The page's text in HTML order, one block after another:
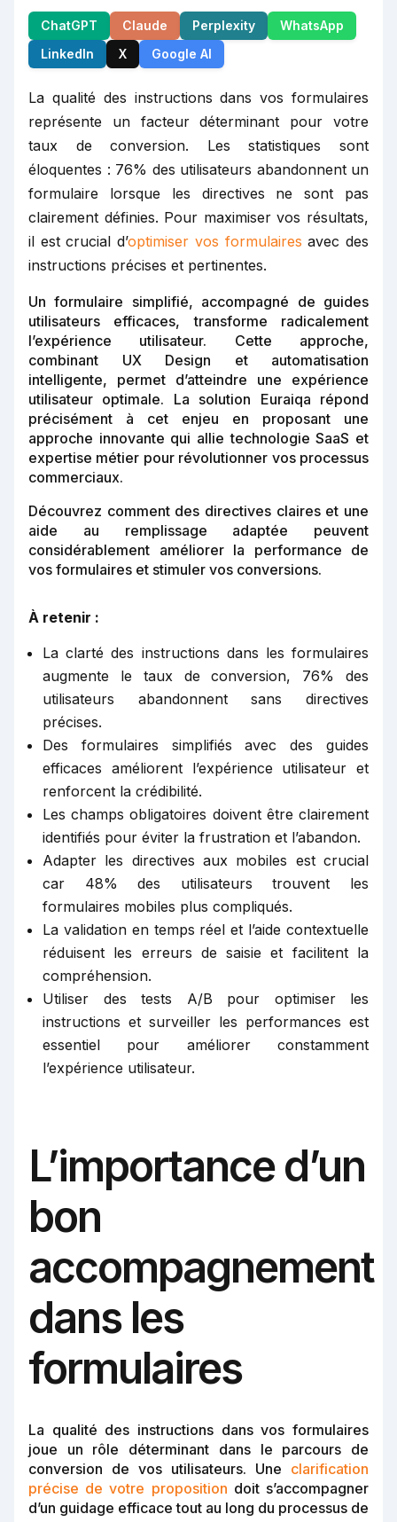
ChatGPT Claude Perplexity
WhatsApp
LinkedIn
X Google AI
La qualité des instructions dans vos formulaires
représente un facteur déterminant pour votre
taux de conversion. Les statistiques sont
éloquentes : 76% des utilisateurs abandonnent un
formulaire lorsque les directives ne sont pas
clairement définies. Pour maximiser vos résultats,
il est crucial d’optimiser vos formulaires avec des
instructions précises et pertinentes.
Un formulaire simplifié, accompagné de guides
utilisateurs efficaces, transforme radicalement
l’expérience utilisateur. Cette approche,
combinant UX Design et automatisation
intelligente, permet d’atteindre une expérience
utilisateur optimale. La solution Euraiqa répond
précisément à cet enjeu en proposant une
approche innovante qui allie technologie SaaS et
expertise métier pour révolutionner vos processus
commerciaux.
Découvrez comment des directives claires et une
aide au remplissage adaptée peuvent
considérablement améliorer la performance de
vos formulaires et stimuler vos conversions.
À retenir :
La clarté des instructions dans les formulaires
augmente le taux de conversion, 76% des
utilisateurs abandonnent sans directives
précises.
Des formulaires simplifiés avec des guides
efficaces améliorent l’expérience utilisateur et
renforcent la crédibilité.
Les champs obligatoires doivent être clairement
identifiés pour éviter la frustration et l’abandon.
Adapter les directives aux mobiles est crucial
car 48% des utilisateurs trouvent les
formulaires mobiles plus compliqués.
La validation en temps réel et l’aide contextuelle
réduisent les erreurs de saisie et facilitent la
compréhension.
Utiliser des tests A/B pour optimiser les
instructions et surveiller les performances est
essentiel pour améliorer constamment
l’expérience utilisateur.
L’importance d’un
bon
accompagnement
dans les
formulaires
La qualité des instructions dans vos formulaires
joue un rôle déterminant dans le parcours de
conversion de vos utilisateurs. Une clarification
précise de votre proposition doit s’accompagner
d’un guidage efficace tout au long du processus de